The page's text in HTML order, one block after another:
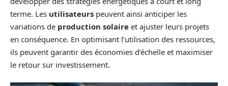
terme. Les utilisateurs peuvent ainsi anticiper les
variations de production solaire et ajuster leurs projets
en conséquence. En optimisant l’utilisation des ressources,
ils peuvent garantir des économies d’échelle et maximiser
le retour sur investissement.